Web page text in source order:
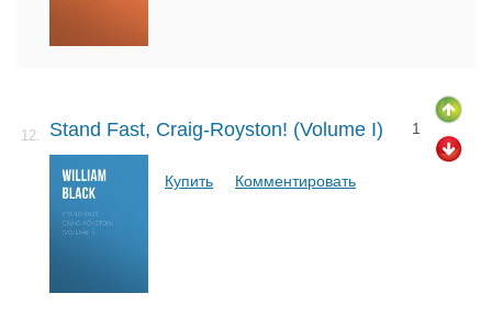
12. Stand Fast, Craig-Royston! (Volume I) 1
Купить Комментировать